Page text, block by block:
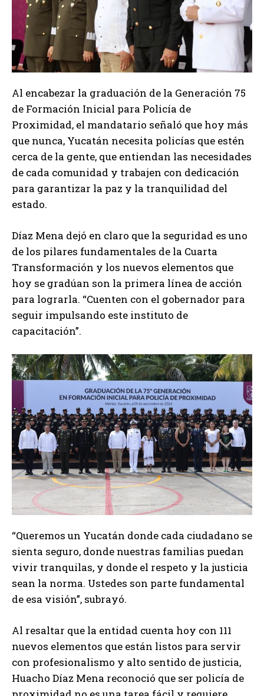
Al encabezar la graduación de la Generación 75
de Formación Inicial para Policía de
Proximidad, el mandatario señaló que hoy más
que nunca, Yucatán necesita policías que estén
cerca de la gente, que entiendan las necesidades
de cada comunidad y trabajen con dedicación
para garantizar la paz y la tranquilidad del
estado.
Díaz Mena dejó en claro que la seguridad es uno
de los pilares fundamentales de la Cuarta
Transformación y los nuevos elementos que
hoy se gradúan son la primera línea de acción
para lograrla. “Cuenten con el gobernador para
seguir impulsando este instituto de
capacitación”.
“Queremos un Yucatán donde cada ciudadano se
sienta seguro, donde nuestras familias puedan
vivir tranquilas, y donde el respeto y la justicia
sean la norma. Ustedes son parte fundamental
de esa visión”, subrayó.
Al resaltar que la entidad cuenta hoy con 111
nuevos elementos que están listos para servir
con profesionalismo y alto sentido de justicia,
Huacho Díaz Mena reconoció que ser policía de